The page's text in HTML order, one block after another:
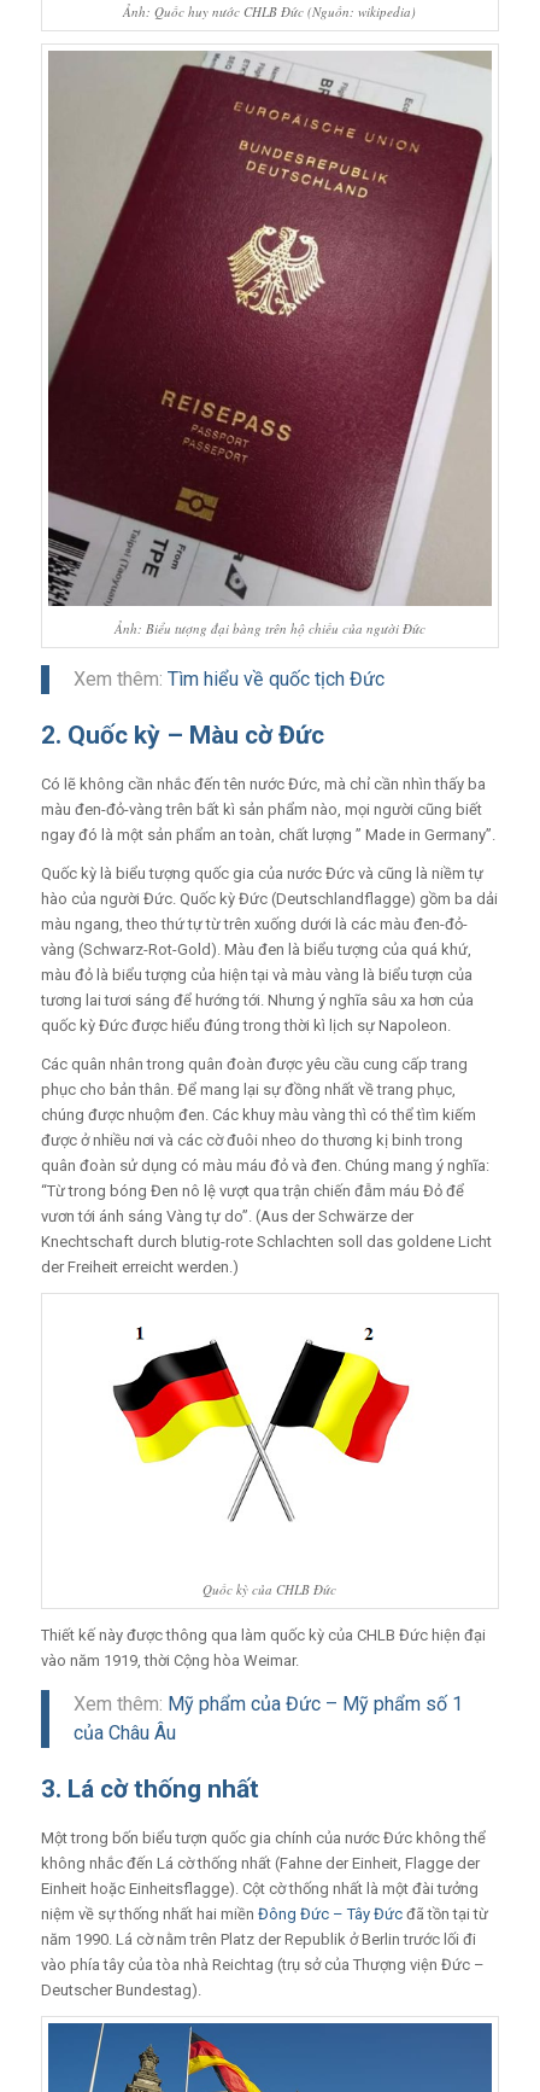
Ảnh: Quốc huy nước CHLB Đức (Nguồn: wikipedia)
Ảnh: Biểu tượng đại bàng trên hộ chiếu của người Đức
Xem thêm: Tìm hiểu về quốc tịch Đức
2. Quốc kỳ – Màu cờ Đức
Có lẽ không cần nhắc đến tên nước Đức, mà chỉ cần nhìn thấy ba
màu đen-đỏ-vàng trên bất kì sản phẩm nào, mọi người cũng biết
ngay đó là một sản phẩm an toàn, chất lượng ” Made in Germany”.
Quốc kỳ là biểu tượng quốc gia của nước Đức và cũng là niềm tự
hào của người Đức. Quốc kỳ Đức (Deutschlandflagge) gồm ba dải
màu ngang, theo thứ tự từ trên xuống dưới là các màu đen-đỏ-
vàng (Schwarz-Rot-Gold). Màu đen là biểu tượng của quá khứ,
màu đỏ là biểu tượng của hiện tại và màu vàng là biểu tượn của
tương lai tươi sáng để hướng tới. Nhưng ý nghĩa sâu xa hơn của
quốc kỳ Đức được hiểu đúng trong thời kì lịch sự Napoleon.
Các quân nhân trong quân đoàn được yêu cầu cung cấp trang
phục cho bản thân. Để mang lại sự đồng nhất về trang phục,
chúng được nhuộm đen. Các khuy màu vàng thì có thể tìm kiếm
được ở nhiều nơi và các cờ đuôi nheo do thương kị binh trong
quân đoàn sử dụng có màu máu đỏ và đen. Chúng mang ý nghĩa:
“Từ trong bóng Đen nô lệ vượt qua trận chiến đẫm máu Đỏ để
vươn tới ánh sáng Vàng tự do”. (Aus der Schwärze der
Knechtschaft durch blutig-rote Schlachten soll das goldene Licht
der Freiheit erreicht werden.)
Quốc kỳ của CHLB Đức
Thiết kế này được thông qua làm quốc kỳ của CHLB Đức hiện đại
vào năm 1919, thời Cộng hòa Weimar.
Xem thêm: Mỹ phẩm của Đức – Mỹ phẩm số 1
của Châu Âu
3. Lá cờ thống nhất
Một trong bốn biểu tượn quốc gia chính của nước Đức không thể
không nhắc đến Lá cờ thống nhất (Fahne der Einheit, Flagge der
Einheit hoặc Einheitsflagge). Cột cờ thống nhất là một đài tưởng
niệm về sự thống nhất hai miền Đông Đức – Tây Đứcđã tồn tại từ
năm 1990. Lá cờ nằm trên Platz der Republik ở Berlin trước lối đi
vào phía tây của tòa nhà Reichtag (trụ sở của Thượng viện Đức –
Deutscher Bundestag).